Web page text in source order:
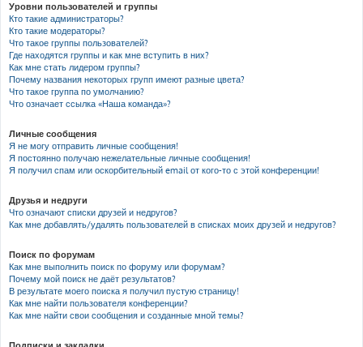
Уровни пользователей и группы
Кто такие администраторы?
Кто такие модераторы?
Что такое группы пользователей?
Где находятся группы и как мне вступить в них?
Как мне стать лидером группы?
Почему названия некоторых групп имеют разные цвета?
Что такое группа по умолчанию?
Что означает ссылка «Наша команда»?
Личные сообщения
Я не могу отправить личные сообщения!
Я постоянно получаю нежелательные личные сообщения!
Я получил спам или оскорбительный email от кого-то с этой конференции!
Друзья и недруги
Что означают списки друзей и недругов?
Как мне добавлять/удалять пользователей в списках моих друзей и недругов?
Поиск по форумам
Как мне выполнить поиск по форуму или форумам?
Почему мой поиск не даёт результатов?
В результате моего поиска я получил пустую страницу!
Как мне найти пользователя конференции?
Как мне найти свои сообщения и созданные мной темы?